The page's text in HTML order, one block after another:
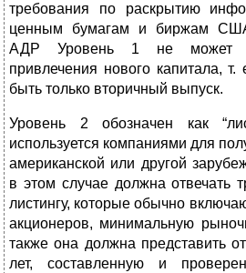
требования по раскрытию
ценным бумагам и биржам
АДР Уровень 1 не может
привлечения нового капитала,
быть только вторичный выпуск.
Уровень 2 обозначен как
используется компаниями для
американской или другой
в этом случае должна отвечать
листингу, которые обычно
акционеров, минимальную
также она должна представить
лет, составленную и